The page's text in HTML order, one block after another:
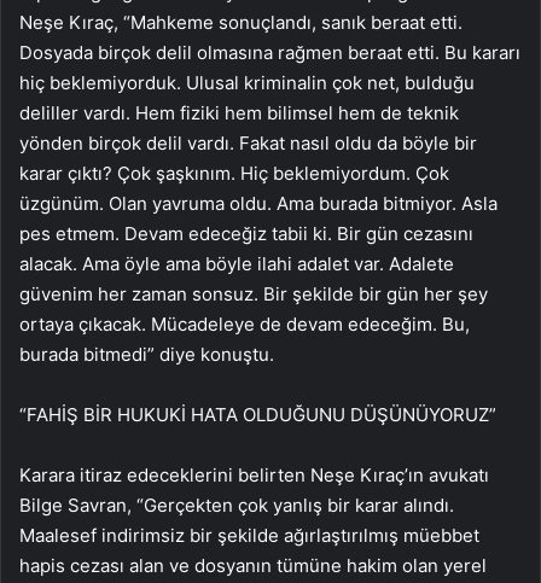
Neşe Kıraç, “Mahkeme sonuçlandı, sanık beraat etti.
Dosyada birçok delil olmasına rağmen beraat etti. Bu kararı
hiç beklemiyorduk. Ulusal kriminalin çok net, bulduğu
deliller vardı. Hem fiziki hem bilimsel hem de teknik
yönden birçok delil vardı. Fakat nasıl oldu da böyle bir
karar çıktı? Çok şaşkınım. Hiç beklemiyordum. Çok
üzgünüm. Olan yavruma oldu. Ama burada bitmiyor. Asla
pes etmem. Devam edeceğiz tabii ki. Bir gün cezasını
alacak. Ama öyle ama böyle ilahi adalet var. Adalete
güvenim her zaman sonsuz. Bir şekilde bir gün her şey
ortaya çıkacak. Mücadeleye de devam edeceğim. Bu,
burada bitmedi” diye konuştu.
“FAHİŞ BİR HUKUKİ HATA OLDUĞUNU DÜŞÜNÜYORUZ”
Karara itiraz edeceklerini belirten Neşe Kıraç’ın avukatı
Bilge Savran, “Gerçekten çok yanlış bir karar alındı.
Maalesef indirimsiz bir şekilde ağırlaştırılmış müebbet
hapis cezası alan ve dosyanın tümüne hakim olan yerel